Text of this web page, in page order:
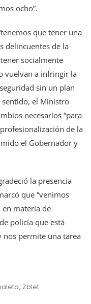
ocho”.
que tener una
delincuentes de la
socialmente
vuelvan a infringir la
sin un plan
sentido, el Ministro
necesarios “para
de la
el Gobernador y
la presencia
que “venimos
materia de
policía que está
permite una tarea
, Zblet